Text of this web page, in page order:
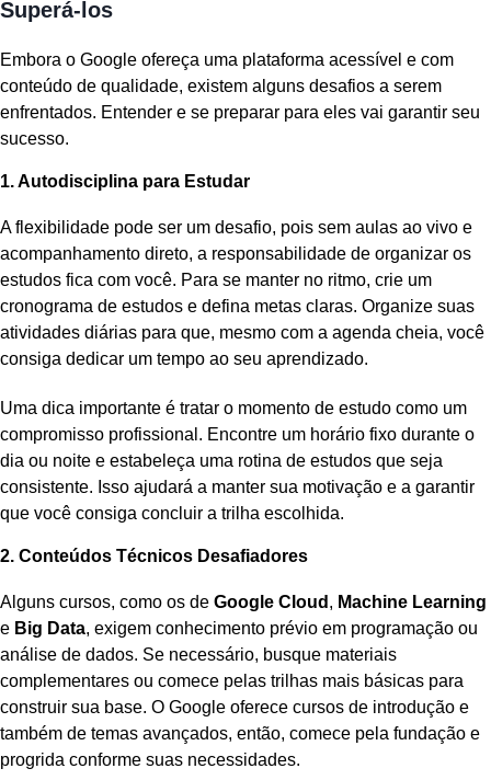
Superá-los
Embora o Google ofereça uma plataforma acessível e com
conteúdo de qualidade, existem alguns desafios a serem
enfrentados. Entender e se preparar para eles vai garantir seu
sucesso.
1. Autodisciplina para Estudar
A flexibilidade pode ser um desafio, pois sem aulas ao vivo e
acompanhamento direto, a responsabilidade de organizar os
estudos fica com você. Para se manter no ritmo, crie um
cronograma de estudos e defina metas claras. Organize suas
atividades diárias para que, mesmo com a agenda cheia, você
consiga dedicar um tempo ao seu aprendizado.
Uma dica importante é tratar o momento de estudo como um
compromisso profissional. Encontre um horário fixo durante o
dia ou noite e estabeleça uma rotina de estudos que seja
consistente. Isso ajudará a manter sua motivação e a garantir
que você consiga concluir a trilha escolhida.
2. Conteúdos Técnicos Desafiadores
Alguns cursos, como os de Google Cloud , Machine Learning
e Big Data, exigem conhecimento prévio em programação ou
análise de dados. Se necessário, busque materiais
complementares ou comece pelas trilhas mais básicas para
construir sua base. O Google oferece cursos de introdução e
também de temas avançados, então, comece pela fundação e
progrida conforme suas necessidades.